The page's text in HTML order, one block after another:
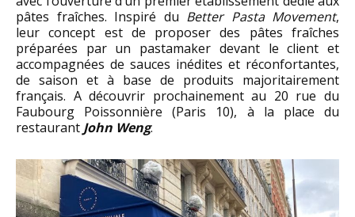
pâtes fraîches. Inspiré du Better Pasta Movement,
leur concept est de proposer des pâtes fraîches
préparées par un pastamaker devant le client et
accompagnées de sauces inédites et réconfortantes,
de saison et à base de produits majoritairement
français. A découvrir prochainement au 20 rue du
Faubourg Poissonnière (Paris 10), à la place du
restaurant John Weng.